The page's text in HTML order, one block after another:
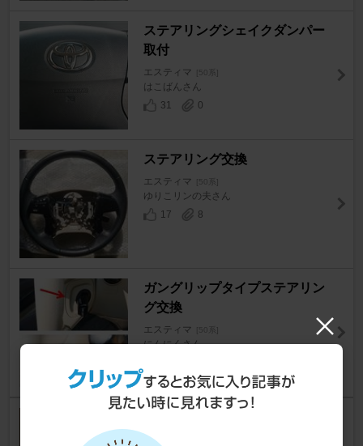
ステアリングシェイクダンパー
取付
エスティマ [50系]
はこばんさん
31
0
ステアリング交換
エスティマ [50系]
ゆりこリンの夫さん
17
8
ガングリップタイプステアリン
グ交換
エスティマ [50系]
にんにくさん
エスティマ